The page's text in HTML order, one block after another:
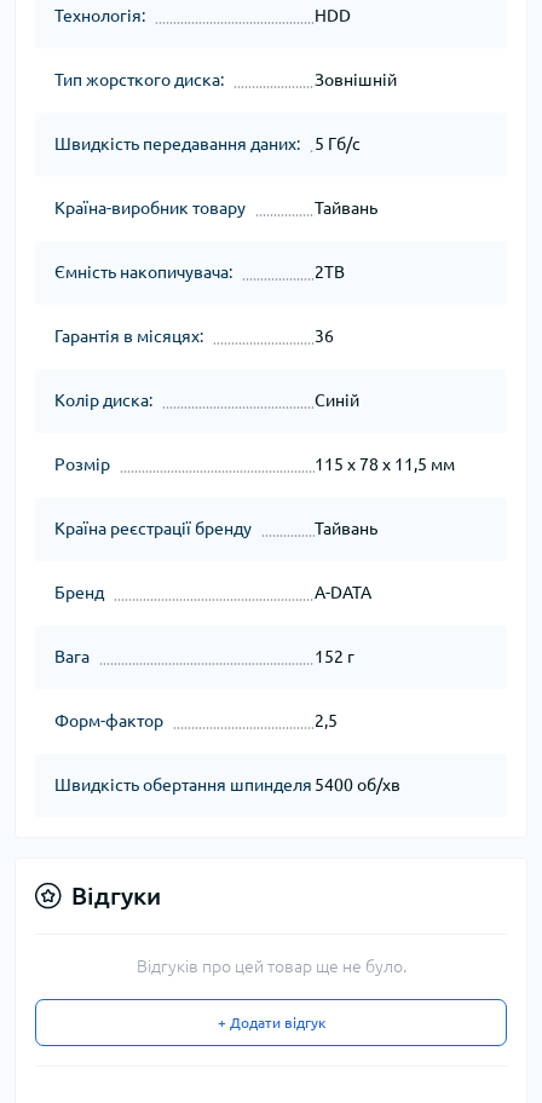
Технологія: HDD
Тип жорсткого диска: Зовнішній
Швидкість передавання даних: 5 Гб/с
Країна-виробник товару Тайвань
Ємність накопичувача: 2TB
Гарантія в місяцях: 36
Колір диска: Синій
Розмір 115 x 78 x 11,5 мм
Країна реєстрації бренду Тайвань
Бренд A-DATA
Вага 152 г
Форм-фактор 2,5
Швидкість обертання шпинделя 5400 об/хв
Відгуки
Відгуків про цей товар ще не було.
+ Додати відгук